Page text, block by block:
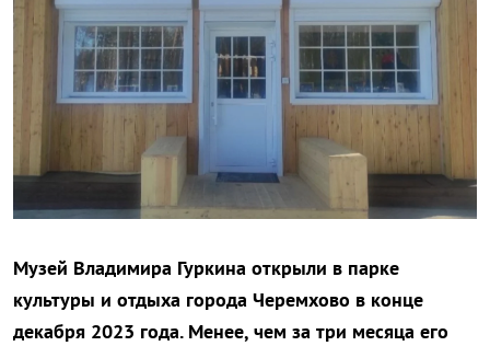
Музей Владимира Гуркина открыли в парке
культуры и отдыха города Черемхово в конце
декабря 2023 года. Менее, чем за три месяца его